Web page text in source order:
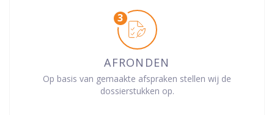
AFRONDEN
Op basis van gemaakte afspraken stellen wij de
dossierstukken op.